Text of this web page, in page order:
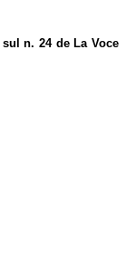
n. 24 de La Voce